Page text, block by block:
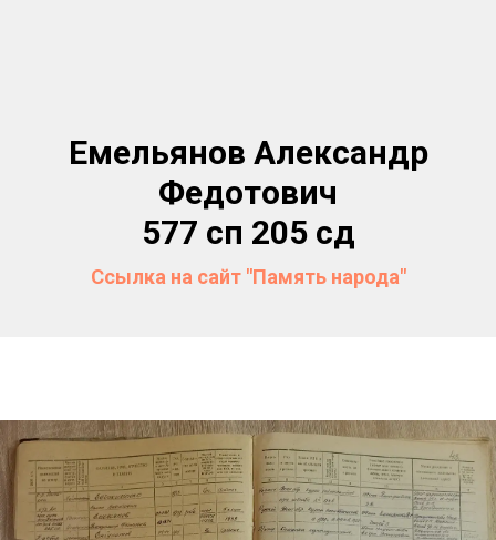
Емельянов Александр
Федотович
577 сп 205 сд
Ссылка на сайт "Память народа"